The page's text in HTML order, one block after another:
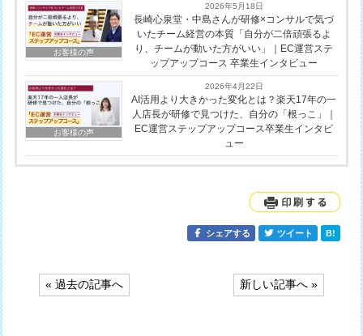
お客様の声
2026年5月18日
長崎心泉堂・中島さんが研修×コンサルで気づ
いたチーム経営の本質「自分が二倍頑張るよ
り、チームが動いた方がいい」｜EC運営ステ
ップアップコース 卒業生インタビュー
お客様の声
2026年4月22日
AI活用より大きかった変化とは？楽天17年の一
人店長が研修で見つけた、自分の「根っこ」｜
EC運営ステップアップコース卒業生インタビ
ュー
シェアする ツイート B!
« 過去の記事へ 新しい記事へ »